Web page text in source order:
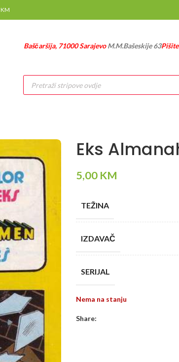
KM
Baščaršija, 71000 SarajevoM.M.Bašeskije 63
Products
search
Eks
5,00 KM
TEŽINA
IZDAVAČ
SERIJAL
Nema na stanju
Share: